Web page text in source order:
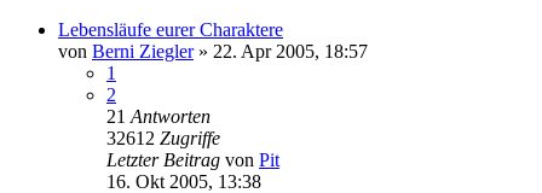
Lebensläufe eurer Charaktere
von Berni Ziegler» 22. Apr 2005, 18:57
1
2
21 Antworten
32612 Zugriffe
Letzter Beitrag von Pit
16. Okt 2005, 13:38